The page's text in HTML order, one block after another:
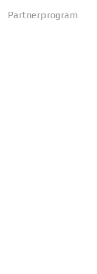
Partnerprogram